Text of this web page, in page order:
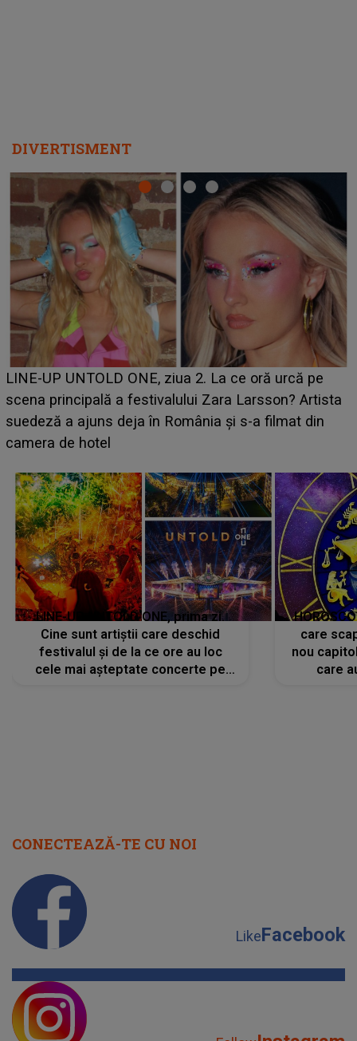
DIVERTISMENT
Ce a dezvăluit noua concurentă din "Casa Iubirii" l-a
luat prin surprindere pe Emanuel. CINE ESTE
BĂIATUL VIZAT de Alexandra?! Aflându-se în fața
faptului împlinit, A RECUNOSCUT IMEDIAT: "Am
LINE-UP UNTOLD ONE, prima zi.
Cine sunt artiștii care deschid
festivalul și de la ce ore au loc
cele mai așteptate concerte pe
care
nou
care
CONECTEAZĂ-TE CU NOI
LikeFacebook